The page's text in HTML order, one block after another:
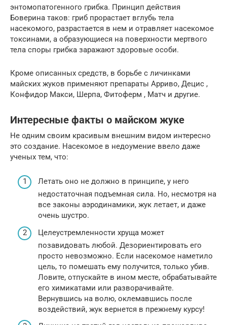
энтомопатогенного грибка. Принцип действия
Боверина таков: гриб прорастает вглубь тела
насекомого, разрастается в нем и отравляет насекомое
токсинами, а образующиеся на поверхности мертвого
тела споры грибка заражают здоровые особи.
Кроме описанных средств, в борьбе с личинками
майских жуков применяют препараты Арриво, Децис ,
Конфидор Макси, Шерпа, Фитоферм , Матч и другие.
Интересные факты о майском жуке
Не одним своим красивым внешним видом интересно
это создание. Насекомое в недоумение ввело даже
ученых тем, что:
Летать оно не должно в принципе, у него
недостаточная подъемная сила. Но, несмотря на
все законы аэродинамики, жук летает, и даже
очень шустро.
Целеустремленности хруща может
позавидовать любой. Дезориентировать его
просто невозможно. Если насекомое наметило
цель, то помешать ему получится, только убив.
Ловите, отпускайте в ином месте, обрабатывайте
его химикатами или разворачивайте.
Вернувшись на волю, оклемавшись после
воздействий, жук вернется в прежнему курсу!